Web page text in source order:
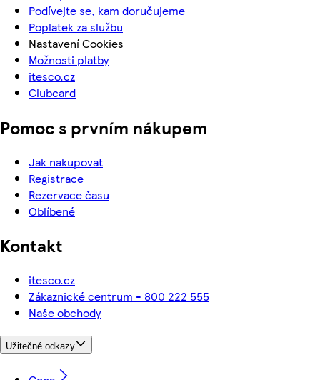
Podívejte se, kam doručujeme
Poplatek za službu
Nastavení Cookies
Možnosti platby
itesco.cz
Clubcard
Pomoc s prvním nákupem
Jak nakupovat
Registrace
Rezervace času
Oblíbené
Kontakt
itesco.cz
Zákaznické centrum - 800 222 555
Naše obchody
Užitečné odkazy